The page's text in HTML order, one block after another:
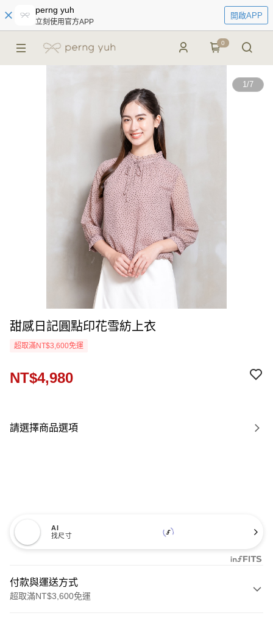
perng yuh
立刻使用官方APP
開啟APP
0
1/7
甜感日記圓點印花雪紡上衣
超取滿NT$3,600免運
NT$4,980
請選擇商品選項
AI
找尺寸
付款與運送方式
超取滿NT$3,600免運